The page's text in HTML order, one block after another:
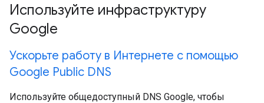
Используйте инфраструктуру
Google
Ускорьте работу в Интернете с помощью
Google Public DNS
Используйте общедоступный DNS Google, чтобы